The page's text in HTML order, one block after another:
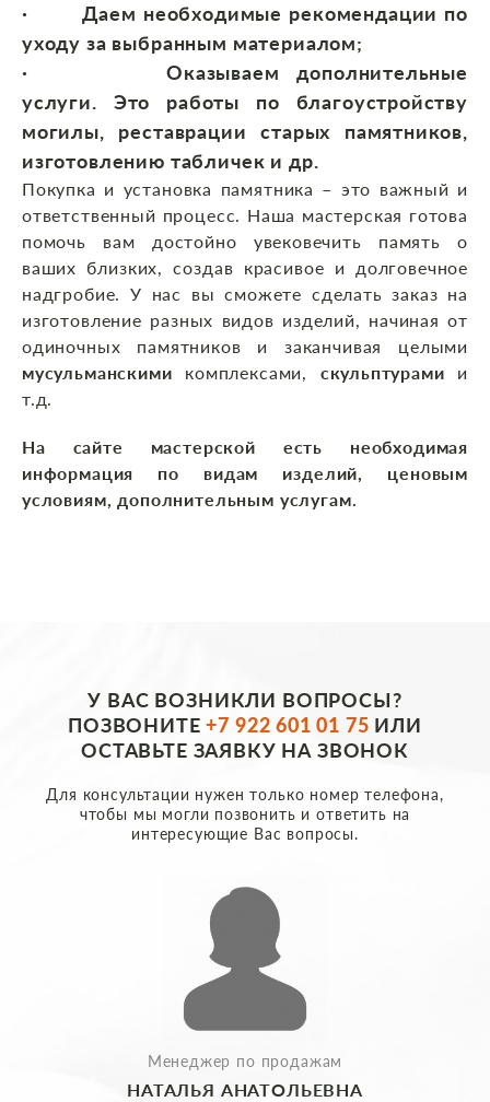
· Даем необходимые рекомендации по
уходу за выбранным материалом;
·Оказываем дополнительные
услуги. Это работы по благоустройству
могилы, реставрации старых памятников,
изготовлению табличек и др.
Покупка и установка памятника – это важный и
ответственный процесс. Наша мастерская готова
помочь вам достойно увековечить память о
ваших близких, создав красивое и долговечное
надгробие. У нас вы сможете сделать заказ на
изготовление разных видов изделий, начиная от
одиночных памятников и заканчивая целыми
мусульманскими комплексами, скульптурами и
т.д.
На сайте мастерской есть необходимая
информация по видам изделий, ценовым
условиям, дополнительным услугам.
У ВАС ВОЗНИКЛИ ВОПРОСЫ?
ПОЗВОНИТЕ+7 922 601 01 75 ИЛИ
ОСТАВЬТЕ ЗАЯВКУ НА ЗВОНОК
Для консультации нужен только номер телефона,
чтобы мы могли позвонить и ответить на
интересующие Вас вопросы.
Менеджер по продажам
НАТАЛЬЯ АНАТОЛЬЕВНА